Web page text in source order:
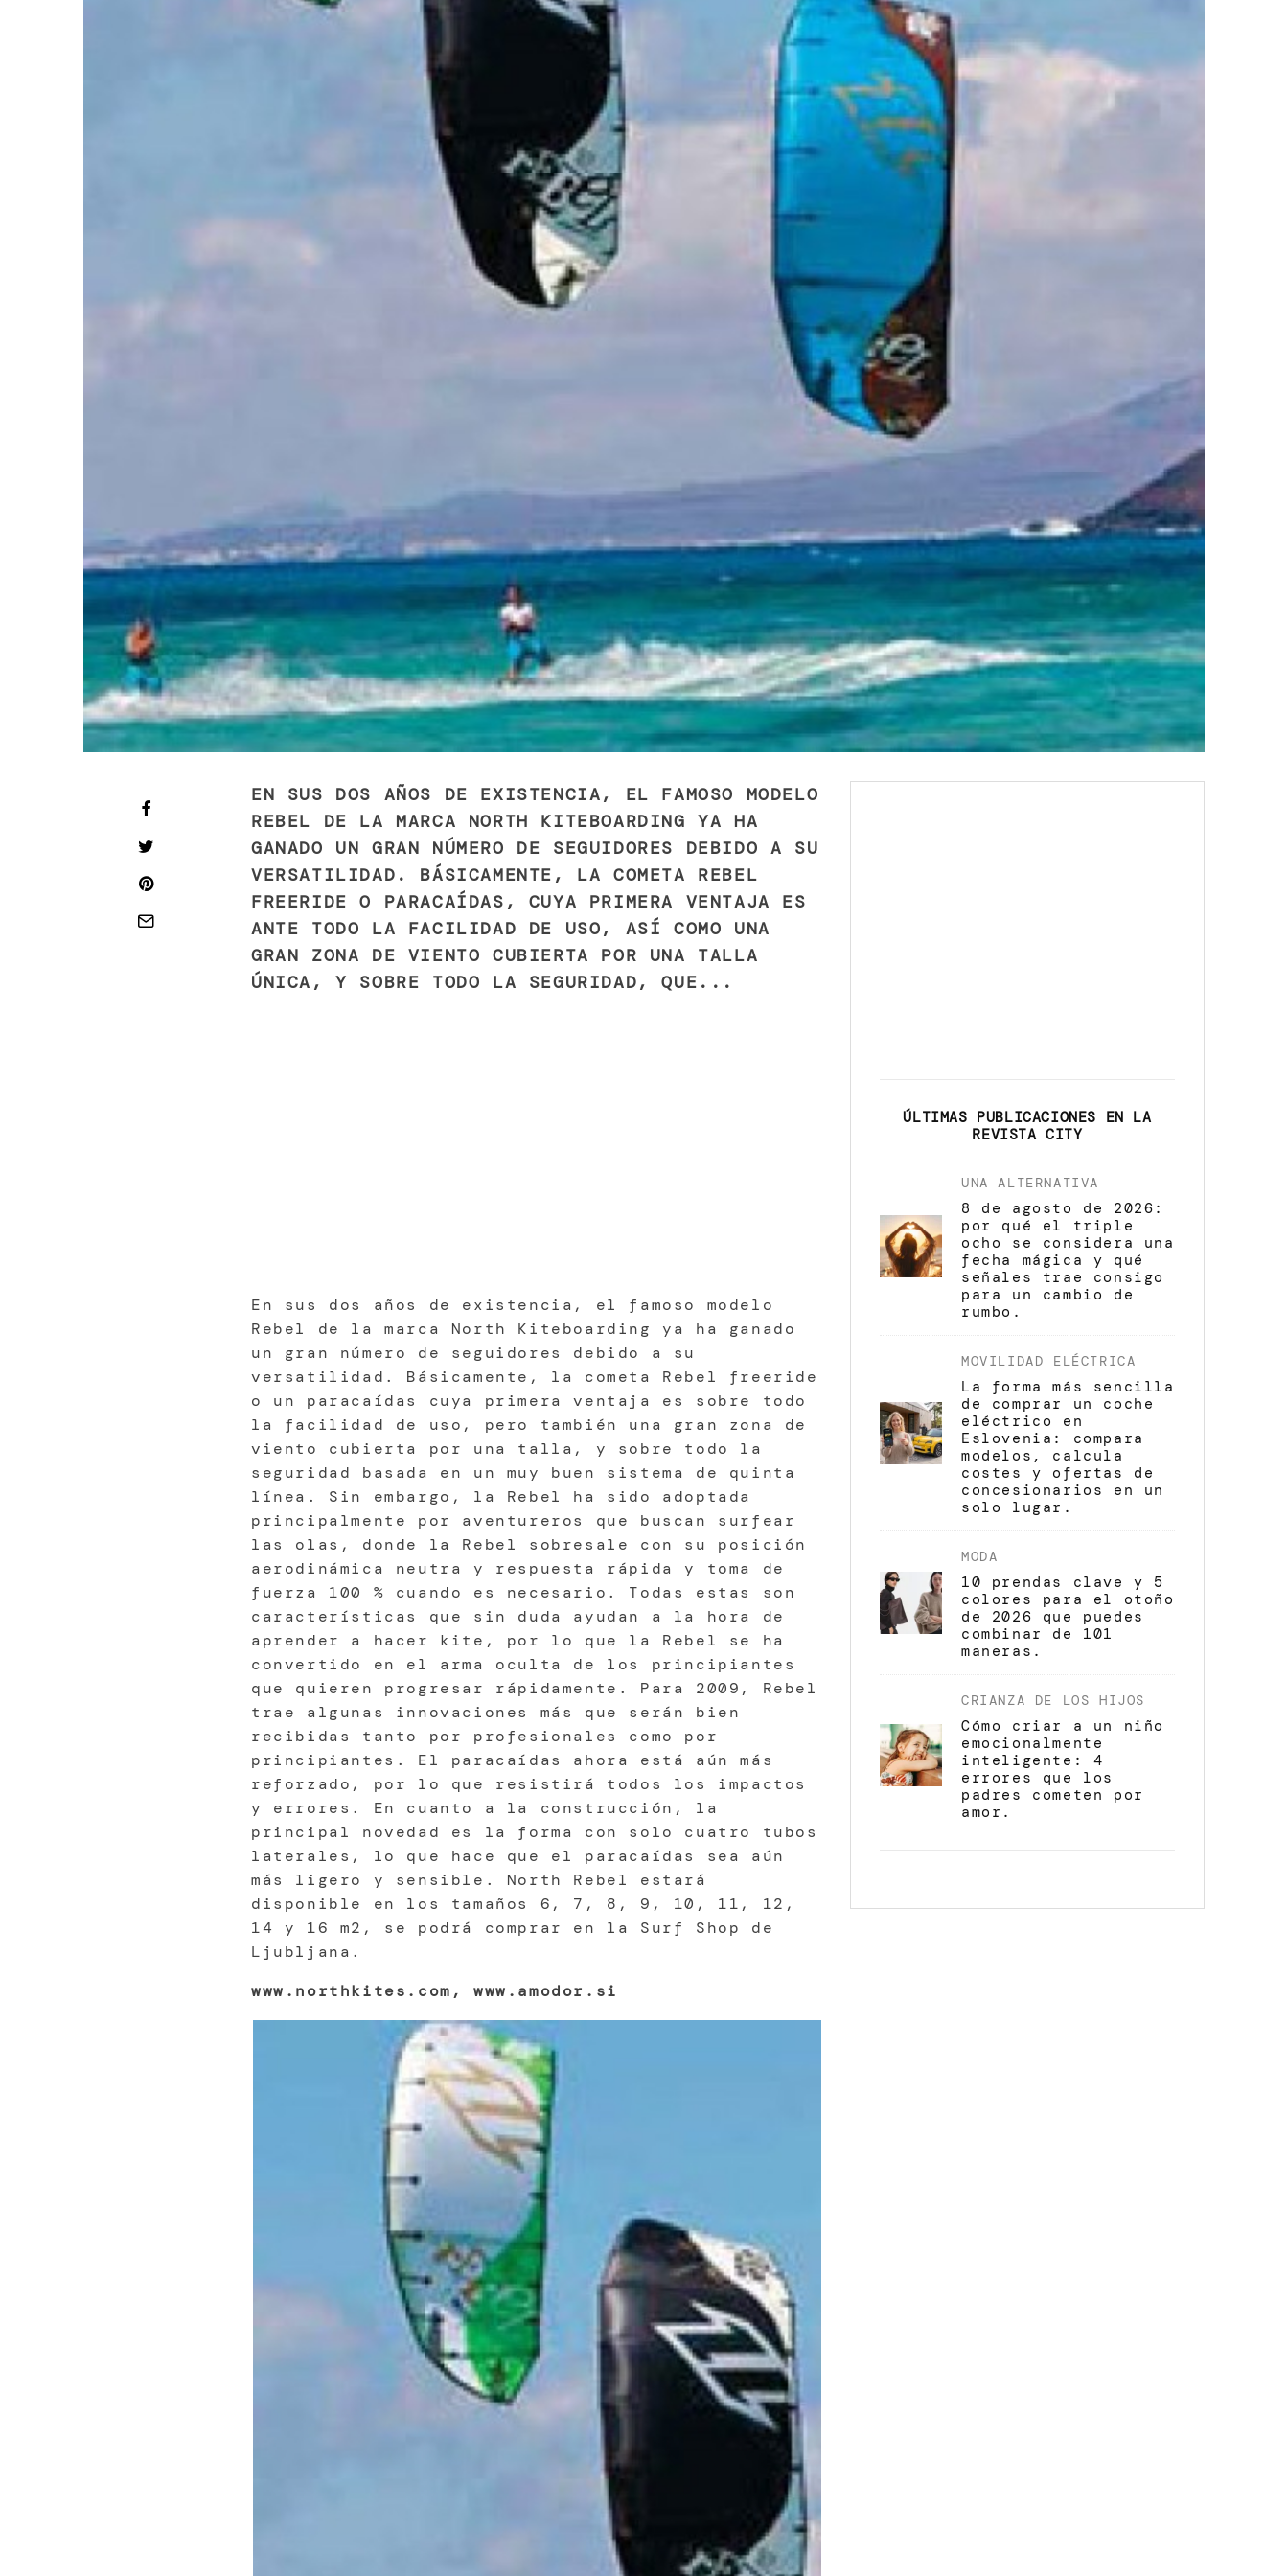
EN SUS DOS AÑOS DE EXISTENCIA, EL FAMOSO MODELO
REBEL DE LA MARCA NORTH KITEBOARDING YA HA
GANADO UN GRAN NÚMERO DE SEGUIDORES DEBIDO A SU
VERSATILIDAD. BÁSICAMENTE, LA COMETA REBEL
FREERIDE O PARACAÍDAS, CUYA PRIMERA VENTAJA ES
ANTE TODO LA FACILIDAD DE USO, ASÍ COMO UNA
GRAN ZONA DE VIENTO CUBIERTA POR UNA TALLA
ÚNICA, Y SOBRE TODO LA SEGURIDAD, QUE...
En sus dos años de existencia, el famoso modelo
Rebel de la marca North Kiteboarding ya ha ganado
un gran número de seguidores debido a su
versatilidad. Básicamente, la cometa Rebel freeride
o un paracaídas cuya primera ventaja es sobre todo
la facilidad de uso, pero también una gran zona de
viento cubierta por una talla, y sobre todo la
seguridad basada en un muy buen sistema de quinta
línea. Sin embargo, la Rebel ha sido adoptada
principalmente por aventureros que buscan surfear
las olas, donde la Rebel sobresale con su posición
aerodinámica neutra y respuesta rápida y toma de
fuerza 100 % cuando es necesario. Todas estas son
características que sin duda ayudan a la hora de
aprender a hacer kite, por lo que la Rebel se ha
convertido en el arma oculta de los principiantes
que quieren progresar rápidamente. Para 2009, Rebel
trae algunas innovaciones más que serán bien
recibidas tanto por profesionales como por
principiantes. El paracaídas ahora está aún más
reforzado, por lo que resistirá todos los impactos
y errores. En cuanto a la construcción, la
principal novedad es la forma con solo cuatro tubos
laterales, lo que hace que el paracaídas sea aún
más ligero y sensible. North Rebel estará
disponible en los tamaños 6, 7, 8, 9, 10, 11, 12,
14 y 16 m2, se podrá comprar en la Surf Shop de
Ljubljana.
www.northkites.com, www.amodor.si
ÚLTIMAS PUBLICACIONES EN LA
REVISTA CITY
UNA ALTERNATIVA
8 de agosto de 2026:
por qué el triple
ocho se considera una
fecha mágica y qué
señales trae consigo
para un cambio de
rumbo.
MOVILIDAD ELÉCTRICA
La forma más sencilla
de comprar un coche
eléctrico en
Eslovenia: compara
modelos, calcula
costes y ofertas de
concesionarios en un
solo lugar.
MODA
10 prendas clave y 5
colores para el otoño
de 2026 que puedes
combinar de 101
maneras.
CRIANZA DE LOS HIJOS
Cómo criar a un niño
emocionalmente
inteligente: 4
errores que los
padres cometen por
amor.